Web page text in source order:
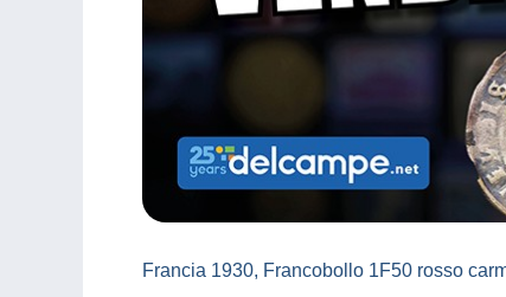
Francia 1930, Francobollo 1F50 rosso